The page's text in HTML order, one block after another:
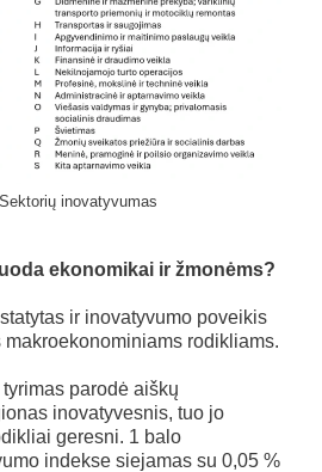
inovatyvumas
ekonomikai ir žmonėms?
ir inovatyvumo poveikis
rodikliams.
parodė aiškų
inovatyvesnis, tuo jo
geresni. 1 balo
indekse siejamas su 0,05 %